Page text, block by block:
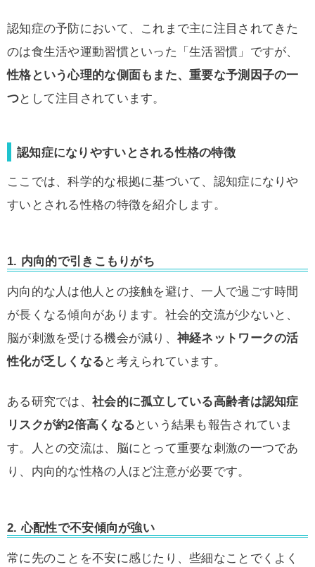
認知症の予防において、これまで主に注目されてきた
のは食生活や運動習慣といった「生活習慣」ですが、
性格という心理的な側面もまた、重要な予測因子の一
つとして注目されています。
認知症になりやすいとされる性格の特徴
ここでは、科学的な根拠に基づいて、認知症になりや
すいとされる性格の特徴を紹介します。
1. 内向的で引きこもりがち
内向的な人は他人との接触を避け、一人で過ごす時間
が長くなる傾向があります。社会的交流が少ないと、
脳が刺激を受ける機会が減り、 神経ネットワークの活
性化が乏しくなる と考えられています。
ある研究では、 社会的に孤立している高齢者は認知症
リスクが約2倍高くなる という結果も報告されていま
す。人との交流は、脳にとって重要な刺激の一つであ
り、内向的な性格の人ほど注意が必要です。
2. 心配性で不安傾向が強い
常に先のことを不安に感じたり、些細なことでくよく